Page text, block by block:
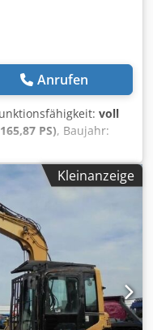
Anrufen
voll
PS), Baujahr:
*
Zentralschmierung
122 kW *
* neuwertiger Zustand
Kleinanzeige